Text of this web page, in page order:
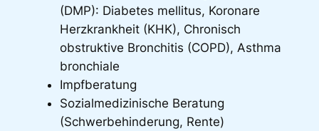
(DMP): Diabetes mellitus, Koronare
Herzkrankheit (KHK), Chronisch
obstruktive Bronchitis (COPD), Asthma
bronchiale
Impfberatung
Sozialmedizinische Beratung
(Schwerbehinderung, Rente)